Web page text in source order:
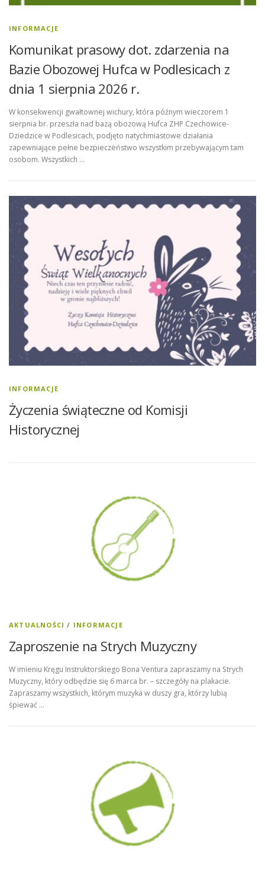
INFORMACJE
Komunikat prasowy dot. zdarzenia na
Bazie Obozowej Hufca w Podlesicach z
dnia 1 sierpnia 2026 r.
W konsekwencji gwałtownej wichury, która późnym wieczorem 1
sierpnia br. przeszła nad bazą obozową Hufca ZHP Czechowice-
Dziedzice w Podlesicach, podjęto natychmiastowe działania
zapewniające pełne bezpieczeństwo wszystkim przebywającym tam
osobom. Wszystkich …
INFORMACJE
Życzenia świąteczne od Komisji
Historycznej
AKTUALNOŚCI / INFORMACJE
Zaproszenie na Strych Muzyczny
W imieniu Kręgu Instruktorskiego Bona Ventura zapraszamy na Strych
Muzyczny, który odbędzie się 6 marca br. – szczegóły na plakacie.
Zapraszamy wszystkich, którym muzyka w duszy gra, którzy lubią
śpiewać …